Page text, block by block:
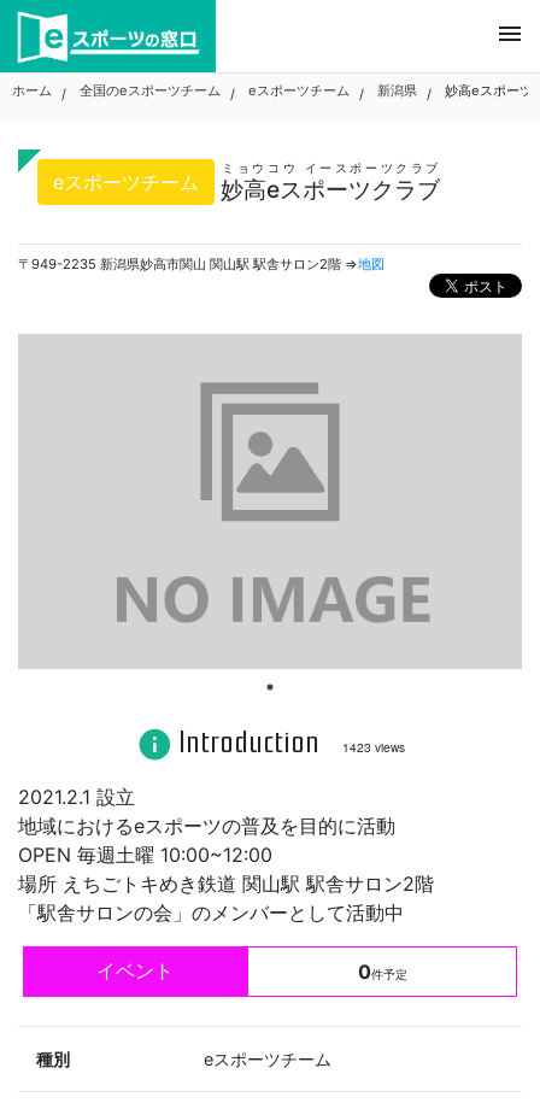
Skip
content
menu
ホーム 全国のeスポーツチーム eスポーツチーム 新潟県 妙高eスポーツ
eスポーツチーム 妙高eスポーツクラブ
ミョウコウ イースポーツクラブ
〒949-2235 新潟県妙高市関山 関山駅 駅舎サロン2階 ⇒地図
info Introduction 1423 views
2021.2.1 設立
地域におけるeスポーツの普及を目的に活動
OPEN 毎週土曜 10:00~12:00
場所 えちごトキめき鉄道 関山駅 駅舎サロン2階
「駅舎サロンの会」のメンバーとして活動中
イベント 0件予定
種別 eスポーツチーム